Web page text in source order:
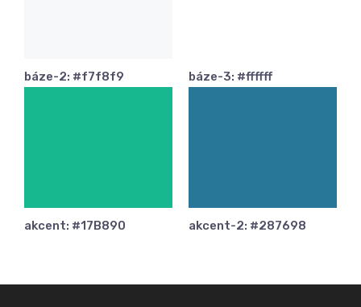
báze-2: #f7f8f9 báze-3: #ffffff
akcent: #17B890 akcent-2: #287698